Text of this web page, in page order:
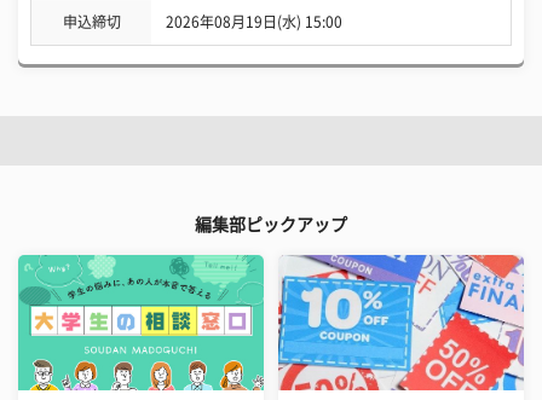
申込締切 2026年08月19日(水) 15:00
編集部ピックアップ